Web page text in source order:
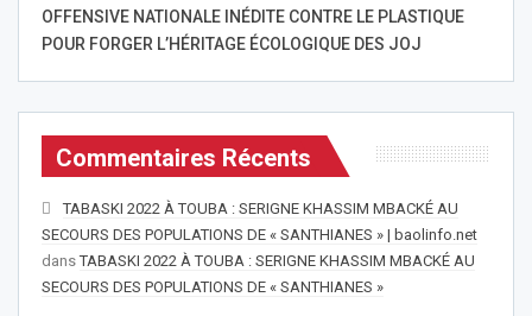
OFFENSIVE NATIONALE INÉDITE CONTRE LE PLASTIQUE
POUR FORGER L’HÉRITAGE ÉCOLOGIQUE DES JOJ
Commentaires Récents
TABASKI 2022 À TOUBA : SERIGNE KHASSIM MBACKÉ AU
SECOURS DES POPULATIONS DE « SANTHIANES » | baolinfo.net
dansTABASKI 2022 À TOUBA : SERIGNE KHASSIM MBACKÉ AU
SECOURS DES POPULATIONS DE « SANTHIANES »